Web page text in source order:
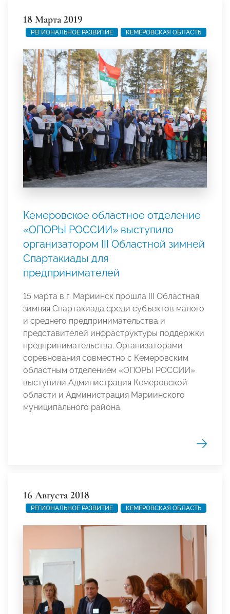
18 Марта 2019
РЕГИОНАЛЬНОЕ РАЗВИТИЕ КЕМЕРОВСКАЯ ОБЛАСТЬ
Кемеровское областное отделение
«ОПОРЫ РОССИИ» выступило
организатором III Областной зимней
Спартакиады для
предпринимателей
15 марта в г. Мариинск прошла III Областная
зимняя Спартакиада среди субъектов малого
и среднего предпринимательства и
представителей инфраструктуры поддержки
предпринимательства. Организаторами
соревнования совместно с Кемеровским
областным отделением «ОПОРЫ РОССИИ»
выступили Администрация Кемеровской
области и Администрация Мариинского
муниципального района.
16 Августа 2018
РЕГИОНАЛЬНОЕ РАЗВИТИЕ КЕМЕРОВСКАЯ ОБЛАСТЬ